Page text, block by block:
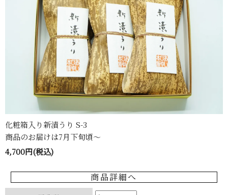
化粧箱入り新漬うり S-3
商品のお届けは7月下旬頃〜
4,700円(税込)
商品詳細へ